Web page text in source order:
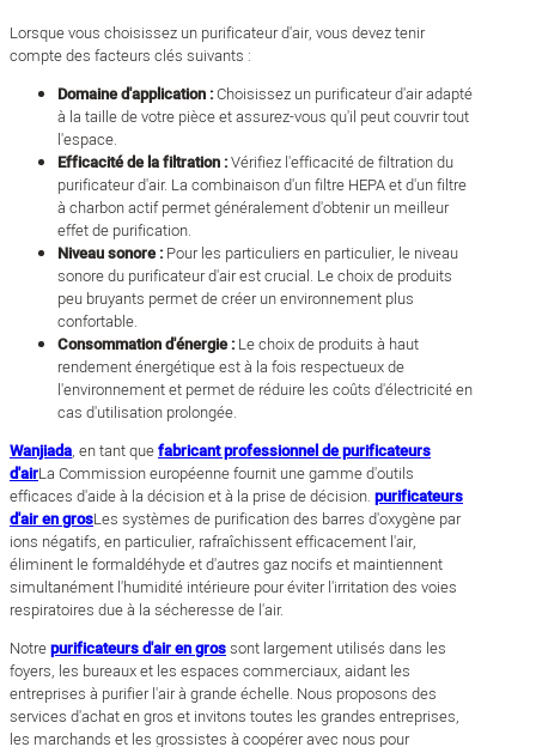
Lorsque vous choisissez un purificateur d'air, vous devez tenir
compte des facteurs clés suivants :
Domaine d'application :Choisissez un purificateur d'air adapté
à la taille de votre pièce et assurez-vous qu'il peut couvrir tout
l'espace.
Efficacité de la filtration :Vérifiez l'efficacité de filtration du
purificateur d'air. La combinaison d'un filtre HEPA et d'un filtre
à charbon actif permet généralement d'obtenir un meilleur
effet de purification.
Niveau sonore :Pour les particuliers en particulier, le niveau
sonore du purificateur d'air est crucial. Le choix de produits
peu bruyants permet de créer un environnement plus
confortable.
Consommation d'énergie :Le choix de produits à haut
rendement énergétique est à la fois respectueux de
l'environnement et permet de réduire les coûts d'électricité en
cas d'utilisation prolongée.
Wanjiada, en tant quefabricant professionnel de purificateurs
d'airLa Commission européenne fournit une gamme d'outils
efficaces d'aide à la décision et à la prise de décision. purificateurs
d'air en grosLes systèmes de purification des barres d'oxygène par
ions négatifs, en particulier, rafraîchissent efficacement l'air,
éliminent le formaldéhyde et d'autres gaz nocifs et maintiennent
simultanément l'humidité intérieure pour éviter l'irritation des voies
respiratoires due à la sécheresse de l'air.
Notrepurificateurs d'air en grossont largement utilisés dans les
foyers, les bureaux et les espaces commerciaux, aidant les
entreprises à purifier l'air à grande échelle. Nous proposons des
services d'achat en gros et invitons toutes les grandes entreprises,
les marchands et les grossistes à coopérer avec nous pour